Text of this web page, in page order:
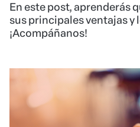
En este post, aprenderás
sus principales ventajas y
¡Acompáñanos!